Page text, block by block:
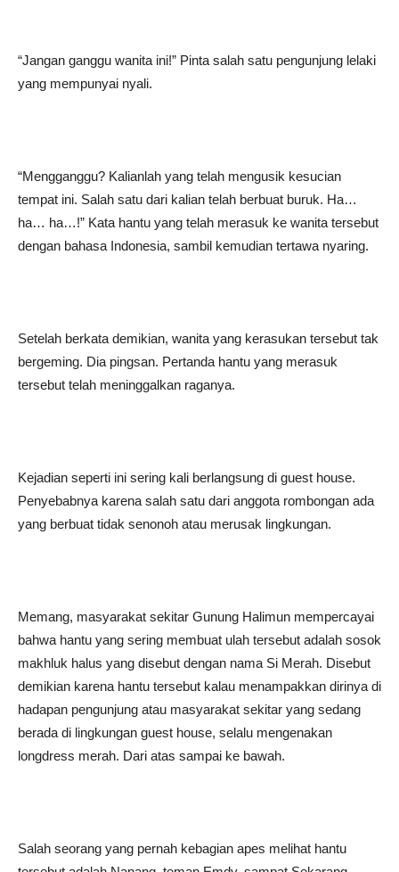
“Jangan ganggu wanita ini!” Pinta salah satu pengunjung lelaki
yang mempunyai nyali.
“Mengganggu? Kalianlah yang telah mengusik kesucian
tempat ini. Salah satu dari kalian telah berbuat buruk. Ha…
ha… ha…!” Kata hantu yang telah merasuk ke wanita tersebut
dengan bahasa Indonesia, sambil kemudian tertawa nyaring.
Setelah berkata demikian, wanita yang kerasukan tersebut tak
bergeming. Dia pingsan. Pertanda hantu yang merasuk
tersebut telah meninggalkan raganya.
Kejadian seperti ini sering kali berlangsung di guest house.
Penyebabnya karena salah satu dari anggota rombongan ada
yang berbuat tidak senonoh atau merusak lingkungan.
Memang, masyarakat sekitar Gunung Halimun mempercayai
bahwa hantu yang sering membuat ulah tersebut adalah sosok
makhluk halus yang disebut dengan nama Si Merah. Disebut
demikian karena hantu tersebut kalau menampakkan dirinya di
hadapan pengunjung atau masyarakat sekitar yang sedang
berada di lingkungan guest house, selalu mengenakan
longdress merah. Dari atas sampai ke bawah.
Salah seorang yang pernah kebagian apes melihat hantu